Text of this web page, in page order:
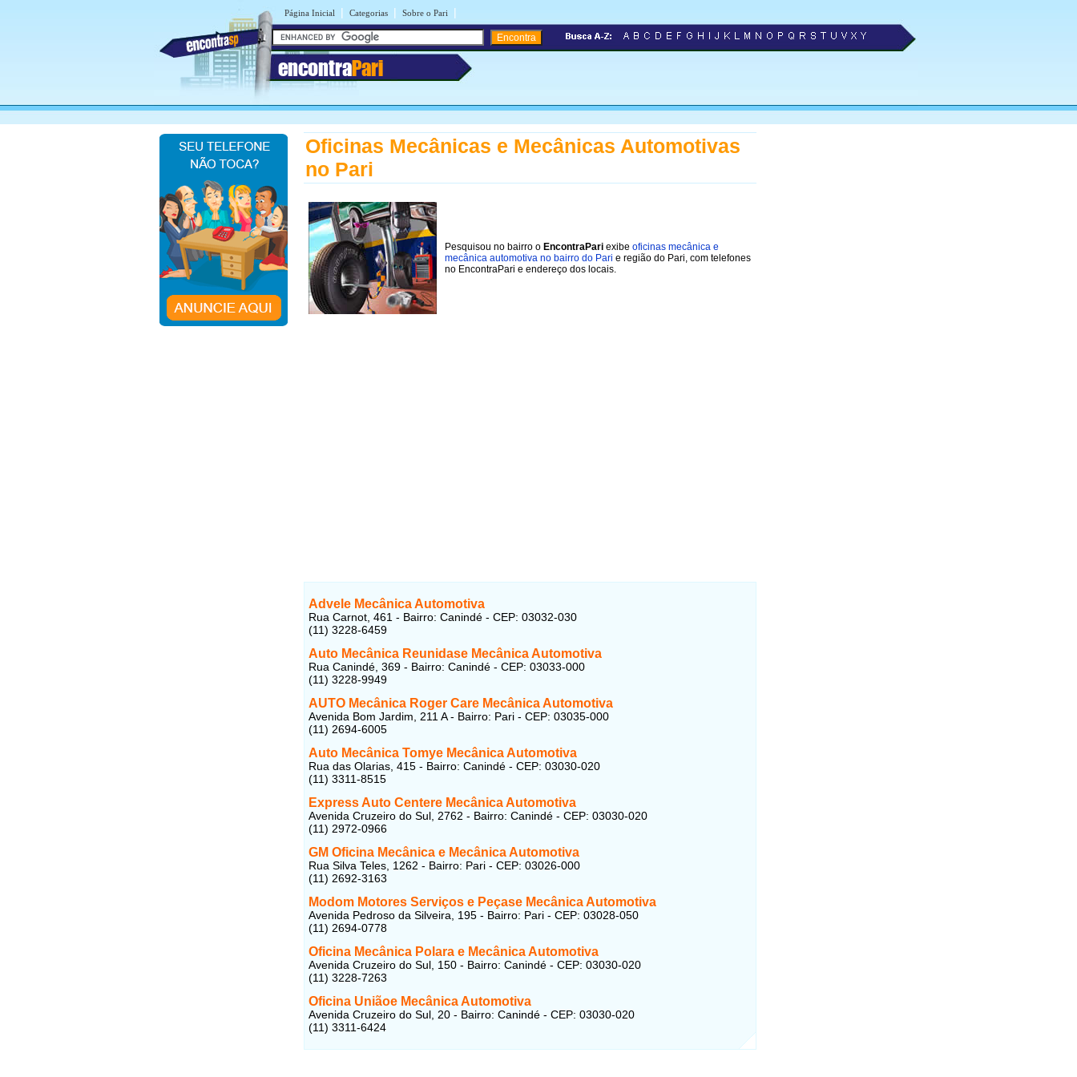
Página Inicial | Categorias | Sobre o Pari |
encontraPari
Oficinas Mecânicas e Mecânicas Automotivas
no Pari
Pesquisou no bairro o EncontraPari exibe oficinas mecânica e
mecânica automotiva no bairro do Pari e região do Pari, com telefones
no EncontraPari e endereço dos locais.
Advele Mecânica Automotiva
Rua Carnot, 461 - Bairro: Canindé - CEP: 03032-030
(11) 3228-6459
Auto Mecânica Reunidase Mecânica Automotiva
Rua Canindé, 369 - Bairro: Canindé - CEP: 03033-000
(11) 3228-9949
AUTO Mecânica Roger Care Mecânica Automotiva
Avenida Bom Jardim, 211 A - Bairro: Pari - CEP: 03035-000
(11) 2694-6005
Auto Mecânica Tomye Mecânica Automotiva
Rua das Olarias, 415 - Bairro: Canindé - CEP: 03030-020
(11) 3311-8515
Express Auto Centere Mecânica Automotiva
Avenida Cruzeiro do Sul, 2762 - Bairro: Canindé - CEP: 03030-020
(11) 2972-0966
GM Oficina Mecânica e Mecânica Automotiva
Rua Silva Teles, 1262 - Bairro: Pari - CEP: 03026-000
(11) 2692-3163
Modom Motores Serviços e Peçase Mecânica Automotiva
Avenida Pedroso da Silveira, 195 - Bairro: Pari - CEP: 03028-050
(11) 2694-0778
Oficina Mecânica Polara e Mecânica Automotiva
Avenida Cruzeiro do Sul, 150 - Bairro: Canindé - CEP: 03030-020
(11) 3228-7263
Oficina Uniãoe Mecânica Automotiva
Avenida Cruzeiro do Sul, 20 - Bairro: Canindé - CEP: 03030-020
(11) 3311-6424